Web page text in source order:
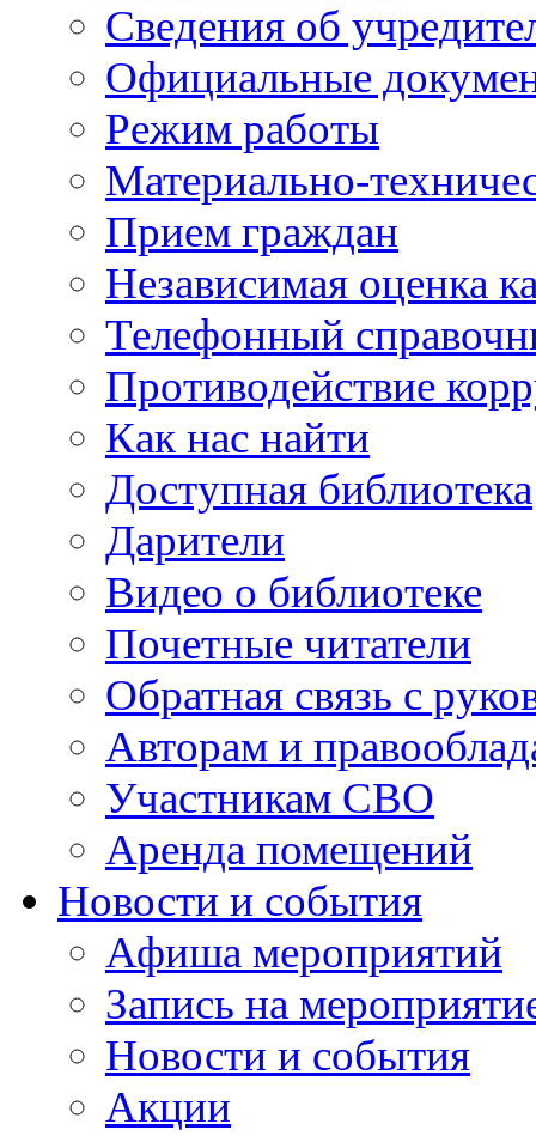
Сведения об
Официальные
Режим работы
Материально-
Прием граждан
Независимая оценка
Телефонный
Противодействие
Как нас найти
Доступная библиотека
Дарители
Видео о библиотеке
Почетные читатели
Обратная связь с
Авторам и
Участникам СВО
Аренда помещений
Новости и события
Афиша мероприятий
Запись на
Новости и события
Акции